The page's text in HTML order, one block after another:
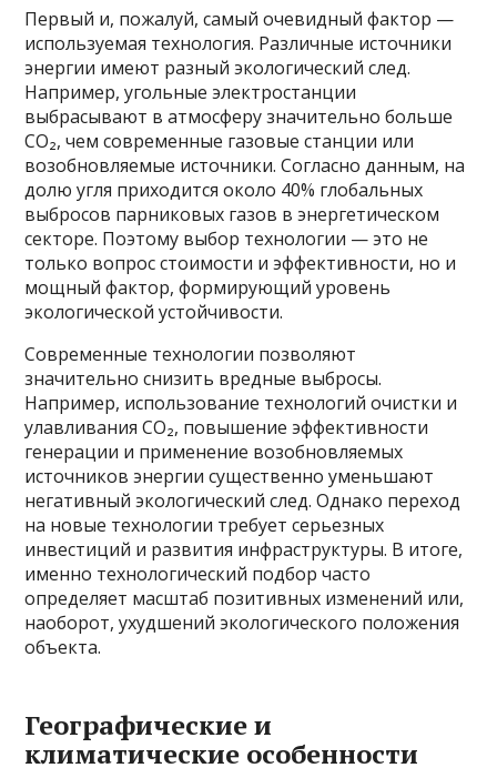
Первый и, пожалуй, самый очевидный фактор —
используемая технология. Различные источники
энергии имеют разный экологический след.
Например, угольные электростанции
выбрасывают в атмосферу значительно больше
CO₂, чем современные газовые станции или
возобновляемые источники. Согласно данным, на
долю угля приходится около 40% глобальных
выбросов парниковых газов в энергетическом
секторе. Поэтому выбор технологии — это не
только вопрос стоимости и эффективности, но и
мощный фактор, формирующий уровень
экологической устойчивости.
Современные технологии позволяют
значительно снизить вредные выбросы.
Например, использование технологий очистки и
улавливания СО₂, повышение эффективности
генерации и применение возобновляемых
источников энергии существенно уменьшают
негативный экологический след. Однако переход
на новые технологии требует серьезных
инвестиций и развития инфраструктуры. В итоге,
именно технологический подбор часто
определяет масштаб позитивных изменений или,
наоборот, ухудшений экологического положения
объекта.
Географические и
климатические особенности